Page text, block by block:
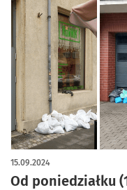
Od poniedziałku
15.09.2024